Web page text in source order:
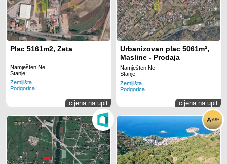
Plac 5161m2, Zeta
Namješten Ne
Stanje:
Zemljišta
Podgorica
cijena na upit
Urbanizovan plac 5061m²,
Masline - Prodaja
Namješten Ne
Stanje:
Zemljišta
Podgorica
cijena na upit